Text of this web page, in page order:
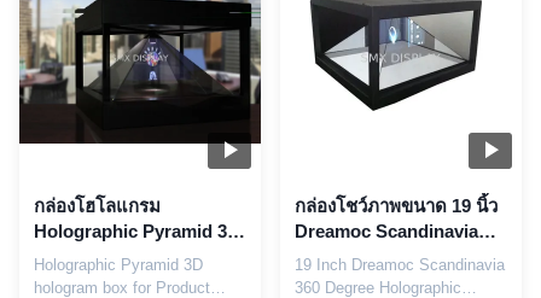
Voltage AC110 - 240V (50Hz -
60Hz) Video format
MP4,AVI,WMV,JPEG ...
seen from all 4 sides and is
designed for open floor
placement. ...
กล่องโฮโลแกรม
Holographic Pyramid 3D
สำหรับการนำเสนอ
ผลิตภัณฑ์ดูจาก 4 ด้าน
Holographic Pyramid 3D
hologram box for Product
กล่องโชว์ภาพขนาด 19 นิ้ว
Dreamoc Scandinavia
360 องศาสำหรับงานแสดง
สินค้า
19 Inch Dreamoc Scandinavia
360 Degree Holographic